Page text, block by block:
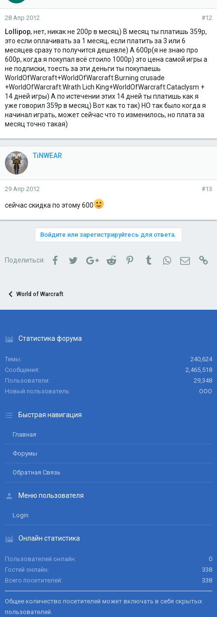
28 Апр 2012 #12
Lollipop, нет, никак не 200р в месяц) В месяц ты платишь 359р,
это если оплачивать за 1 месяц, если платить за 3 или 6
месяцев сразу то получится дешевле) А 600р(я не знаю про
600р, когда я покупал всё стоило 1000р) это цена самой игры а
не подписки, тоесть за эти деньги ты покупаешь
WorldOfWarcraft+WorldOfWarcraft:Burning crusade
+WorldOfWarcraft:Wrath Lich King+WorldOfWarcraft:Cataclysm +
14 дней игры) А по истечении этих 14 дней ты платишь как я
уже говорил 359р в месяц) Вот как то так) НО так было когда я
начинал играть, может сейчас что то изменилось, но плата за
месяц точно такая)
TiNWEAR
29 Апр 2012 #13
сейчас скидка по этому 600
Войдите или зарегистрируйтесь для ответа.
Поделиться: FacebookTwitterGoogle+Reddit PinterestTumblrWhatsApp
World of Warcraft
Статистика форума
Темы
240,624
Сообщения
2,465,518
Пользователи
29,348
Новый пользователь
ООО
Быстрая навигация
Главная
Форумы
Обратная Связь
Меню пользователя
Login
Онлайн статистика
Пользователей онлайн
0
Гостей онлайн
338
Всего посетителей
338
Общее количество посетителей может включать в себя скрытых
пользователей.